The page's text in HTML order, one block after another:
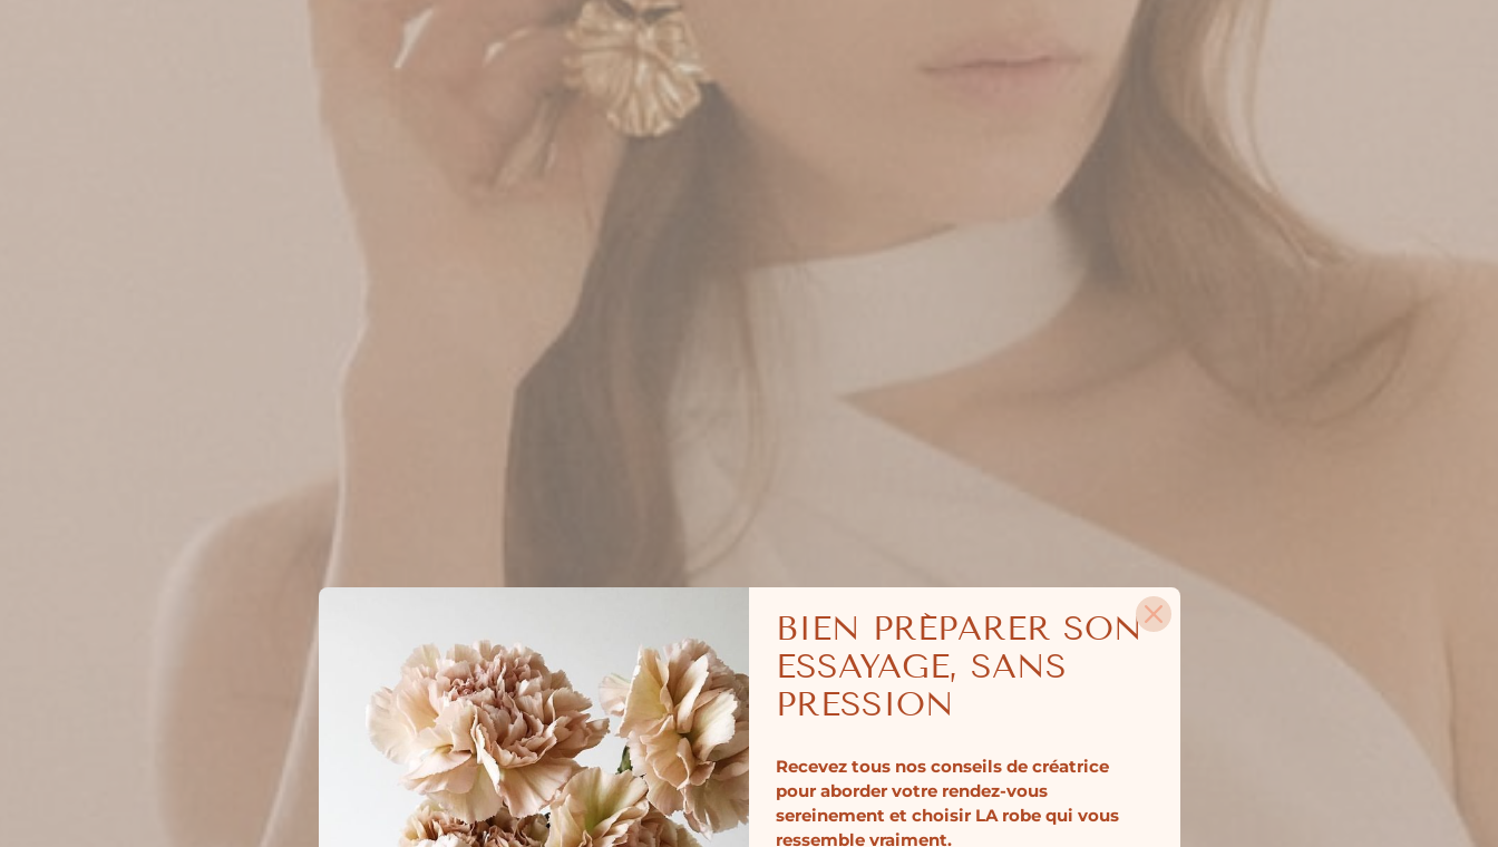
BIEN PRÉPARER SON
ESSAYAGE, SANS
PRESSION
Recevez tous nos conseils de créatrice
pour aborder votre rendez-vous
sereinement et choisir LA robe qui vous
ressemble vraiment.